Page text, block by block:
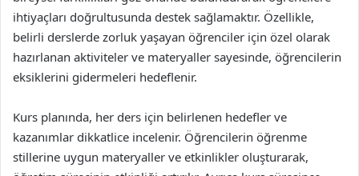
ihtiyaçları doğrultusunda destek sağlamaktır. Özellikle,
belirli derslerde zorluk yaşayan öğrenciler için özel olarak
hazırlanan aktiviteler ve materyaller sayesinde, öğrencilerin
eksiklerini gidermeleri hedeflenir.
Kurs planında, her ders için belirlenen hedefler ve
kazanımlar dikkatlice incelenir. Öğrencilerin öğrenme
stillerine uygun materyaller ve etkinlikler oluşturarak,